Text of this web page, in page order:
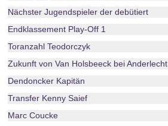
Nächster Jugendspieler der debütiert
Endklassement Play-Off 1
Toranzahl Teodorczyk
Zukunft von Van Holsbeeck bei Anderlecht
Dendoncker Kapitän
Transfer Kenny Saief
Marc Coucke